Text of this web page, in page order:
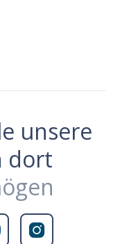
unsere
dort
